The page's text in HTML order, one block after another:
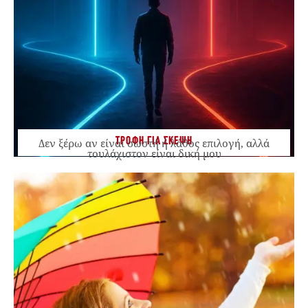
ΤΡΟΦΗ ΓΙΑ ΣΚΕΨΗ
Δεν ξέρω αν είναι σωστή ή λάθος επιλογή, αλλά
τουλάχιστον είναι δική μου